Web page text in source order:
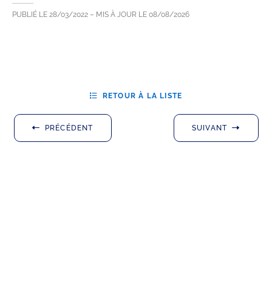
PUBLIÉ LE 28/03/2022 – MIS À JOUR LE 08/08/2026
PRÉCÉDENT
RETOUR À LA LISTE
SUIVANT